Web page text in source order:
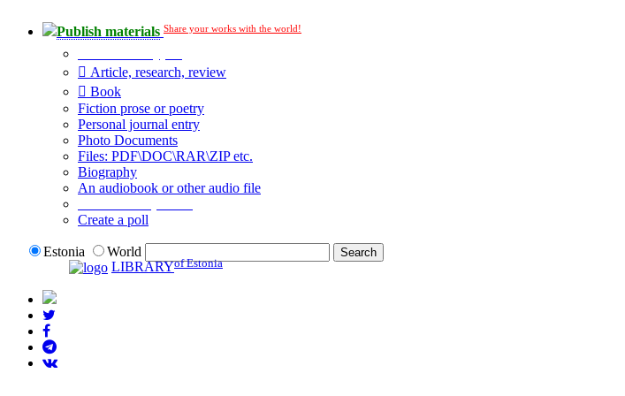
Publish materials Share your works with the world!
Article, research, review
Book
Fiction prose or poetry
Personal journal entry
Photo Documents
Files: PDF\DOC\RAR\ZIP etc.
Biography
An audiobook or other audio file
Create a poll
Estonia
World
LIBRARYof Estonia